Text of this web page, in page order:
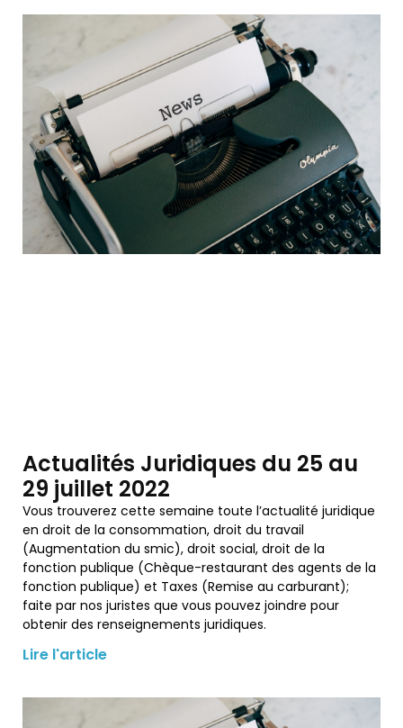
Actualités Juridiques du 25 au
29 juillet 2022
Vous trouverez cette semaine toute l’actualité juridique
en droit de la consommation, droit du travail
(Augmentation du smic), droit social, droit de la
fonction publique (Chèque-restaurant des agents de la
fonction publique) et Taxes (Remise au carburant);
faite par nos juristes que vous pouvez joindre pour
obtenir des renseignements juridiques.
Lire l'article